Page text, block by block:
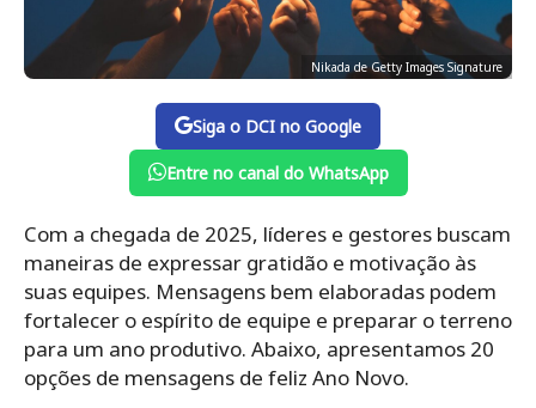
Nikada de Getty Images Signature
Siga o DCI no Google
Entre no canal do WhatsApp
Com a chegada de 2025, líderes e gestores buscam
maneiras de expressar gratidão e motivação às
suas equipes. Mensagens bem elaboradas podem
fortalecer o espírito de equipe e preparar o terreno
para um ano produtivo. Abaixo, apresentamos 20
opções de mensagens de feliz Ano Novo.